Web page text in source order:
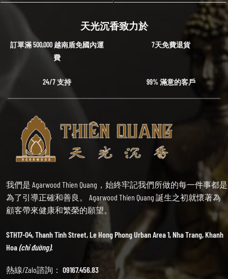
天光沉香致力於
訂單滿 500,000 越南盾免國內運
費
7天免費退貨
24/7 支持 99% 滿意的客戶
我們是 Agarwood Thien Quang，始終牢記我們所做的每一件事都是
為了引導正確和善良。 Agarwood Thien Quang 誕生之初就懷著為
顧客帶來健康和繁榮的願望。
STH17-04, Thanh Tinh Street, Le Hong Phong Urban Area 1, Nha Trang, Khanh
Hoa(chỉ đường).
熱線/Zalo諮詢： 09167.456.83